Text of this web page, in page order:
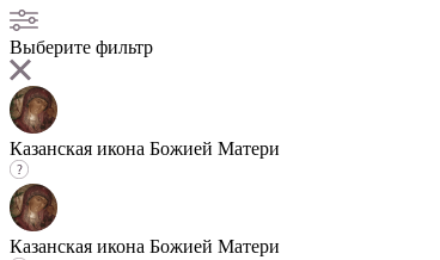
Выберите фильтр
Казанская икона Божией Матери
Казанская икона Божией Матери